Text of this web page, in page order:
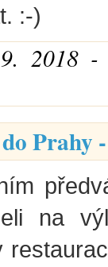
:-)
2018 -
Prahy
na